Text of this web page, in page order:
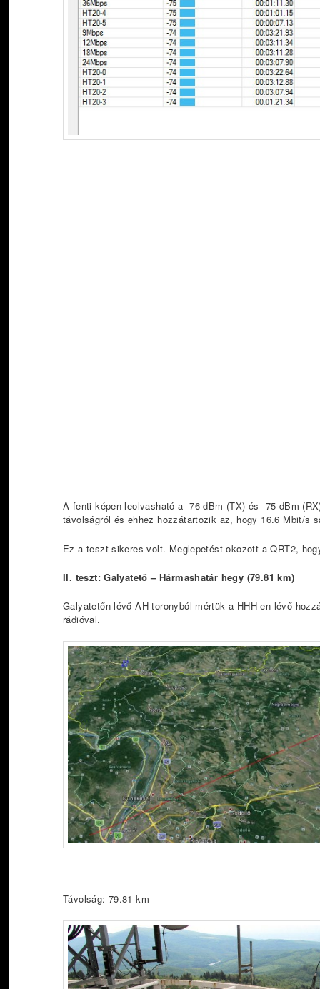
A fenti képen leolvasható a -76 dBm (TX) és -75 dBm
távolságról és ehhez hozzátartozik az, hogy 16.6 Mbit/s
Ez a teszt sikeres volt. Meglepetést okozott a QRT2,
II. teszt: Galyatető – Hármashatár hegy (79.81 km)
Galyatetőn lévő AH toronyból mértük a HHH-en lévő
rádióval.
Távolság: 79.81 km